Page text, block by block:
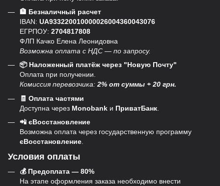
🏦 Безналичный расчет
IBAN: UA933220010000026004360043076
ЕГРПОУ: 2704817808
ФЛП Качко Елена Леонидовна
Возможна оплата с НДС — по запросу.
📦 Наложенный платёж через "Новую Почту"
Оплата при получении.
Комиссия перевозчика:2% от суммы + 20 грн.
🧾 Оплата частями
Доступна через Monobank и ПриватБанк
📲 єВосстановление
Возможна оплата через государственную программу
єВосстановление
Условия оплаты
💰 Предоплата — 80%
На этапе оформления заказа необходимо внести